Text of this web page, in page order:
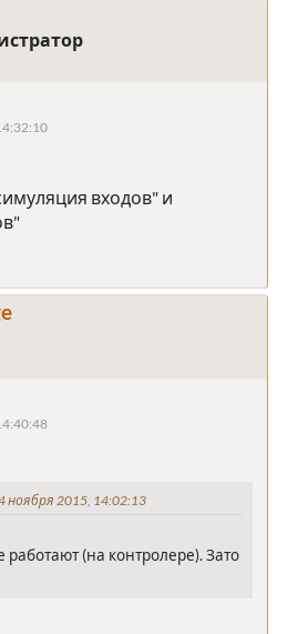
входов" и
2015, 14:02:13
(на контролере). Зато